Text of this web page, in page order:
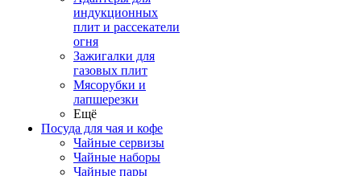
индукционных
плит и рассекатели
огня
Зажигалки для
газовых плит
Мясорубки и
лапшерезки
Ещё
Посуда для чая и кофе
Чайные сервизы
Чайные наборы
Чайные пары